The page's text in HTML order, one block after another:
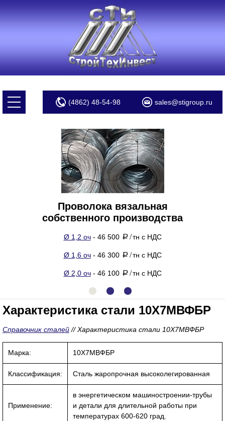
(4862) 48-54-98 sales@stigroup.ru
Проволока вязальная
собственного производства
Ø 1,2 оч- 46 500 a /тн с НДС
Ø 1,6 оч- 46 300 a /тн с НДС
Ø 2,0 оч- 46 100 a /тн с НДС
Характеристика стали 10Х7МВФБР
Справочник сталей//Характеристика стали 10Х7МВФБР
Марка: 10Х7МВФБР
Классификация: Сталь жаропрочная высоколегированная
Применение:
в энергетическом машиностроении-трубы
и детали для длительной работы при
температурах 600-620 град.